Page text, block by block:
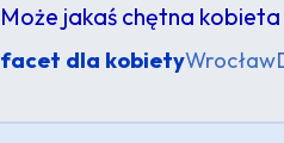
Może jakaś chętna
facet dla kobietyWrocław